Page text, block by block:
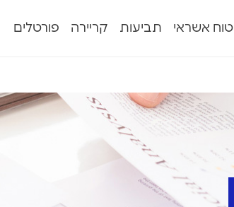
אשראי תביעות קריירה פורטלים